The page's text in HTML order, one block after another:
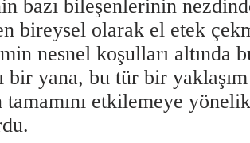
bazı bileşenlerinin
bireysel olarak el etek
nesnel koşulları altında
bir yana, bu tür bir
etkilemeye